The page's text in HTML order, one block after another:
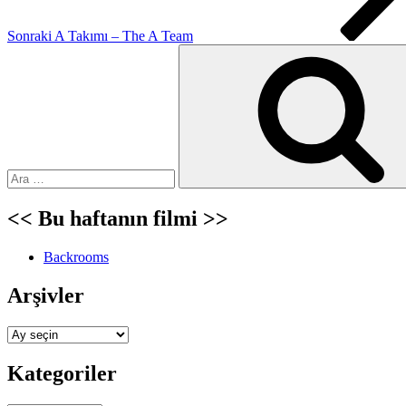
Sonraki A Takımı – The A Team
<< Bu haftanın filmi >>
Backrooms
Arşivler
Arşivler
Kategoriler